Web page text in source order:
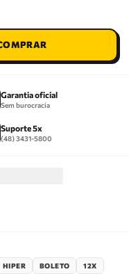
Garantia oficial
Sem burocracia
Suporte 5x
(48) 3431-5800
HIPER BOLETO 12X